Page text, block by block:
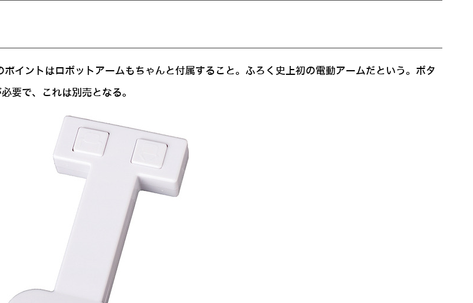
イントはロボットアームもちゃんと付属すること。ふろく史上初の電動アームだという。ボタ
要で、これは別売となる。